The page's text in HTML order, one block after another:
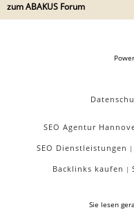
zum ABAKUS Forum
SEO Agentur
SEO Dienstleistungen |
Backlinks kaufen |
Sie lesen